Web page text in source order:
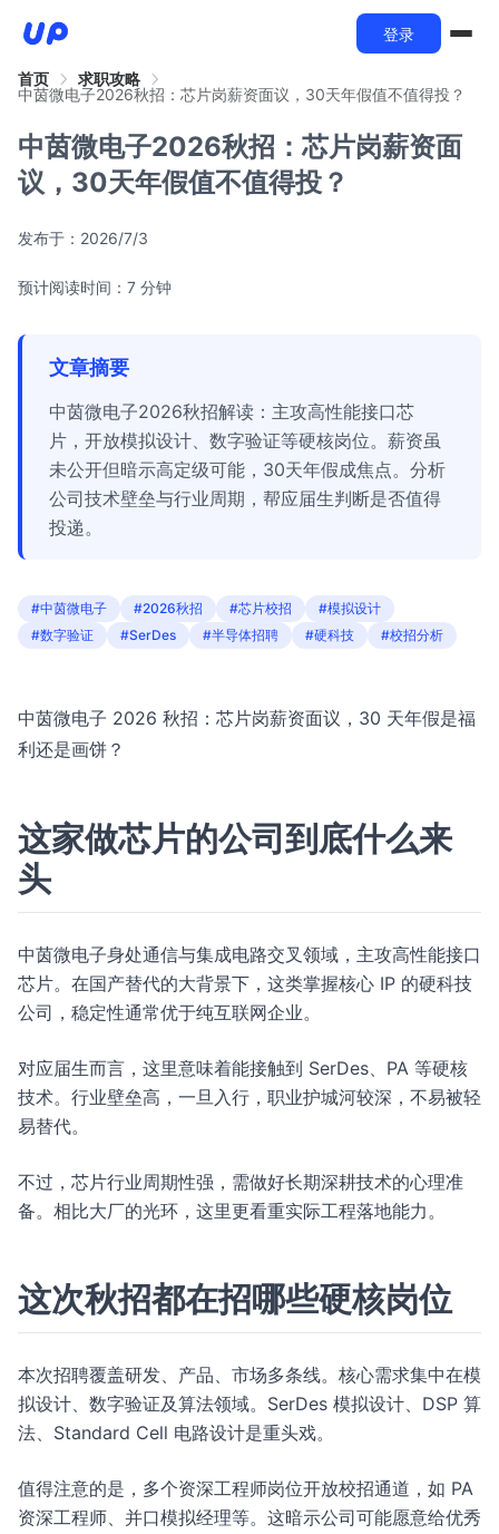
登录
首页
求职攻略
中茵微电子2026秋招：芯片岗薪资面议，30天年假值不值得投？
中茵微电子2026秋招：芯片岗薪资面
议，30天年假值不值得投？
发布于： 2026/7/3
预计阅读时间：7 分钟
文章摘要
中茵微电子2026秋招解读：主攻高性能接口芯
片，开放模拟设计、数字验证等硬核岗位。薪资虽
未公开但暗示高定级可能，30天年假成焦点。分析
公司技术壁垒与行业周期，帮应届生判断是否值得
投递。
#中茵微电子 #2026秋招 #芯片校招
#模拟设计
#数字验证
#SerDes #半导体招聘 #硬科技 #校招分析
中茵微电子 2026 秋招：芯片岗薪资面议，30 天年假是福
利还是画饼？
这家做芯片的公司到底什么来
头
中茵微电子身处通信与集成电路交叉领域，主攻高性能接口
芯片。在国产替代的大背景下，这类掌握核心 IP 的硬科技
公司，稳定性通常优于纯互联网企业。
对应届生而言，这里意味着能接触到 SerDes、PA 等硬核
技术。行业壁垒高，一旦入行，职业护城河较深，不易被轻
易替代。
不过，芯片行业周期性强，需做好长期深耕技术的心理准
备。相比大厂的光环，这里更看重实际工程落地能力。
这次秋招都在招哪些硬核岗位
本次招聘覆盖研发、产品、市场多条线。核心需求集中在模
拟设计、数字验证及算法领域。SerDes 模拟设计、DSP 算
法、Standard Cell 电路设计是重头戏。
值得注意的是，多个资深工程师岗位开放校招通道，如 PA
资深工程师、并口模拟经理等。这暗示公司可能愿意给优秀